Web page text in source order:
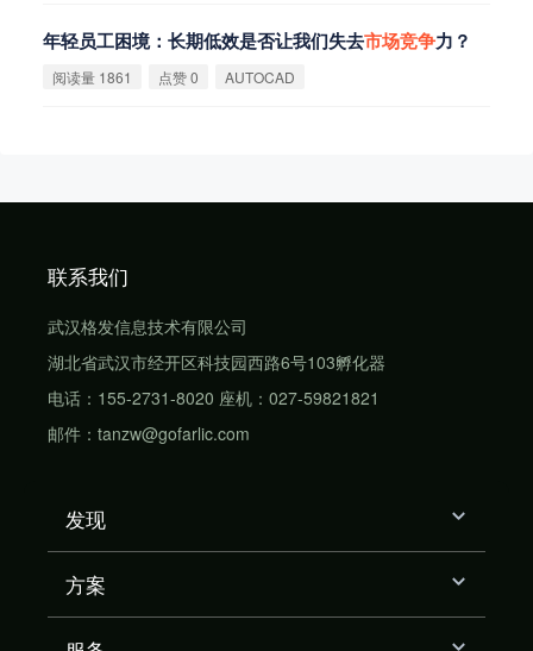
年轻员工困境：长期低效是否让我们失去市场竞争力？
阅读量 1861 点赞 0 AUTOCAD
联系我们
武汉格发信息技术有限公司
湖北省武汉市经开区科技园西路6号103孵化器
电话：155-2731-8020 座机：027-59821821
邮件：tanzw@gofarlic.com
发现
方案